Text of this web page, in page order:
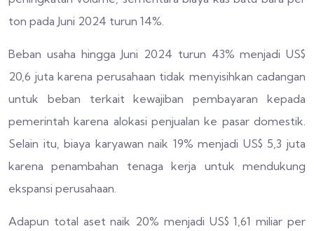
ton pada Juni 2024 turun 14%.
Beban usaha hingga Juni 2024 turun 43% menjadi US$
20,6 juta karena perusahaan tidak menyisihkan cadangan
untuk beban terkait kewajiban pembayaran kepada
pemerintah karena alokasi penjualan ke pasar domestik.
Selain itu, biaya karyawan naik 19% menjadi US$ 5,3 juta
karena penambahan tenaga kerja untuk mendukung
ekspansi perusahaan.
Adapun total aset naik 20% menjadi US$ 1,61 miliar per